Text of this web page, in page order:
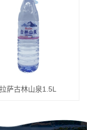
拉萨古林山泉1.5L